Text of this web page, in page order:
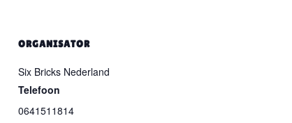
ORGANISATOR
Six Bricks Nederland
Telefoon
0641511814